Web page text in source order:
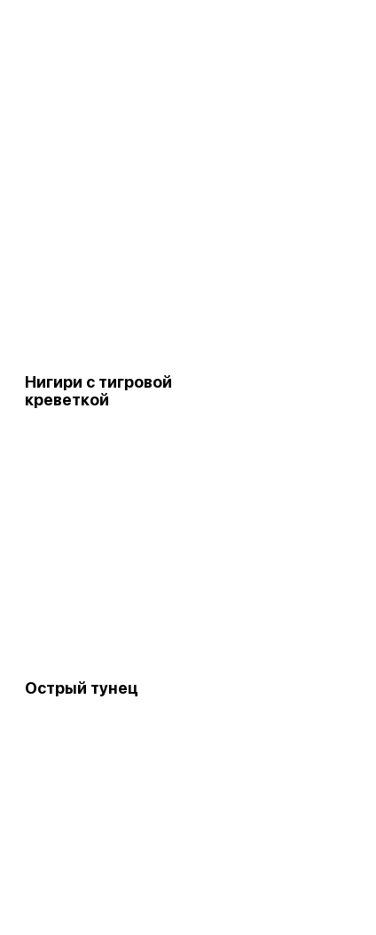
Нигири с тигровой
креветкой
Острый тунец